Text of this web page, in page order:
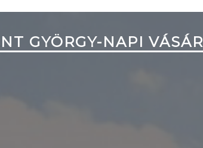
GYÖRGY-NAPI VÁSÁR